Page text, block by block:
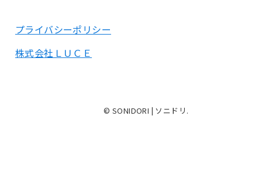
プライバシーポリシー
株式会社ＬＵＣＥ
© SONIDORI | ソニドリ.